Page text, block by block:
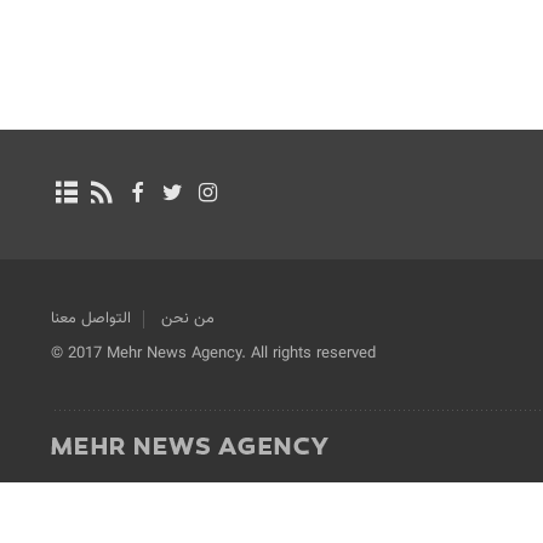
من نحن
التواصل معنا
© 2017 Mehr News Agency. All rights reserved